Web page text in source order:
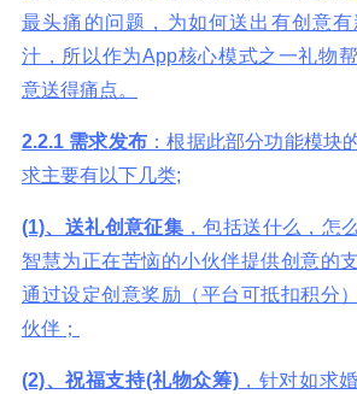
最头痛的问题，为如何送出有创意
汁，所以作为App核心模式之一礼物
意送得痛点。
2.2.1 需求发布 ：根据此部分功能模块
求主要有以下几类;
(1)、送礼创意征集 ，包括送什么，怎
智慧为正在苦恼的小伙伴提供创意的
通过设定创意奖励（平台可抵扣积分
伙伴；
(2)、祝福支持(礼物众筹)，针对如求